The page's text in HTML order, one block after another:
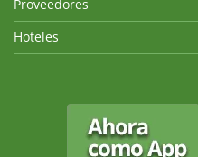
Proveedores
Hoteles